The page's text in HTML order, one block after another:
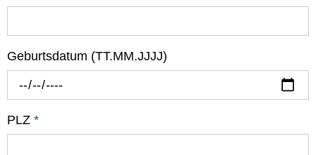
Geburtsdatum (TT.MM.JJJJ)
PLZ *